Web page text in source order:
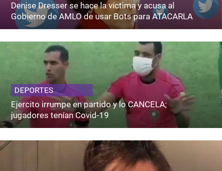
Denise Dresser se hace la víctima y acusa al
Gobierno de AMLO de usar Bots para ATACARLA
DEPORTES
Ejercito irrumpe en partido y lo CANCELA;
jugadores tenían Covid-19